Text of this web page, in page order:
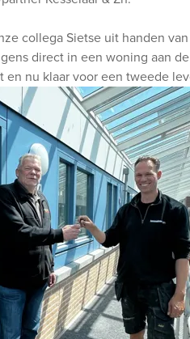
collega Sietse uit handen
direct in een woning aan
en nu klaar voor een tweede